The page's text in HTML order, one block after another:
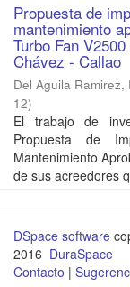
Propuesta de
mantenimiento
Turbo Fan
Chávez - Callao
Del Aguila Ramirez,
12)
El trabajo de
Propuesta de
Mantenimiento
de sus acreedores
DSpace software
2016 DuraSpace
Contacto |